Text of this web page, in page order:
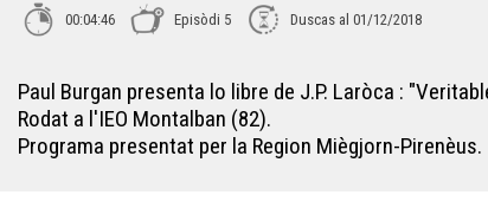
00:04:46 Episòdi 5 Duscas al 01/12/2018
Paul Burgan presenta lo libre de J.P. Laròca :
Rodat a l'IEO Montalban (82).
Programa presentat per la Region Miègjorn-Pirenèus.